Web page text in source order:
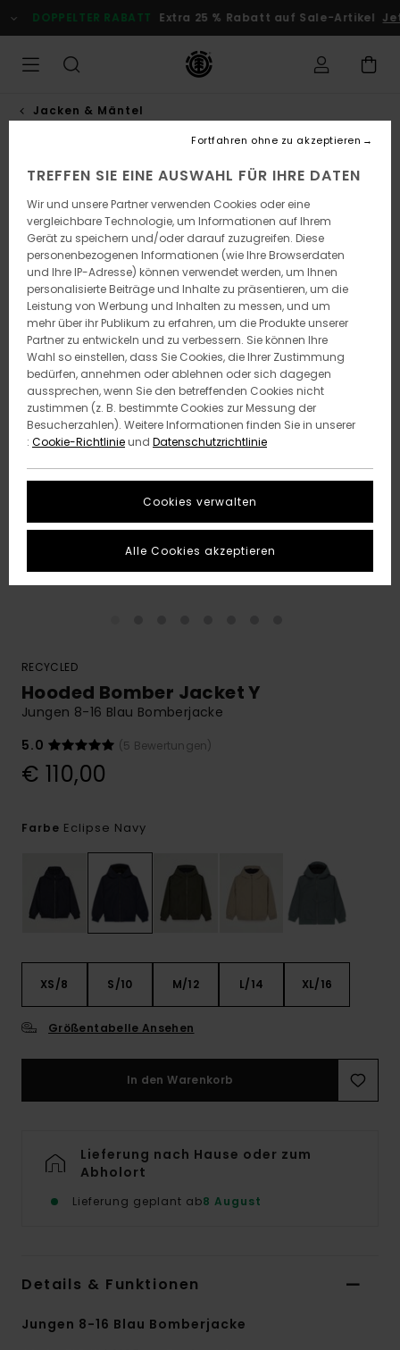
zur
Produktinformation
DOPPELTER RABATT Extra 25 % Rabatt auf Sale-Artikel
Jacken & Mäntel
RECYCLED
Hooded Bomber Jacket Y
Jungen 8-16 Blau Bomberjacke
5.0
(5 Bewertungen)
€ 110,00
Farbe Eclipse Navy
XS/8 S/10 M/12 L/14 XL/16
Größentabelle Ansehen
In den Warenkorb
Lieferung nach Hause oder zum
Abholort
Lieferung geplant ab8 August
Details & Funktionen
Jungen 8-16 Blau Bomberjacke
TREFFEN SIE EINE AUSWAHL FÜR IHRE DATEN
Wir und unsere Partner verwenden Cookies oder eine
vergleichbare Technologie, um Informationen auf Ihrem
Gerät zu speichern und/oder darauf zuzugreifen. Diese
personenbezogenen Informationen (wie Ihre Browserdaten
und Ihre IP-Adresse) können verwendet werden, um Ihnen
personalisierte Beiträge und Inhalte zu präsentieren, um die
Leistung von Werbung und Inhalten zu messen, und um
mehr über ihr Publikum zu erfahren, um die Produkte unserer
Partner zu entwickeln und zu verbessern. Sie können Ihre
Wahl so einstellen, dass Sie Cookies, die Ihrer Zustimmung
bedürfen, annehmen oder ablehnen oder sich dagegen
aussprechen, wenn Sie den betreffenden Cookies nicht
zustimmen (z. B. bestimmte Cookies zur Messung der
Besucherzahlen). Weitere Informationen finden Sie in unserer
: Cookie-Richtlinieund Datenschutzrichtlinie
Cookies verwalten
Fortfahren ohne zu akzeptieren
Alle Cookies akzeptieren